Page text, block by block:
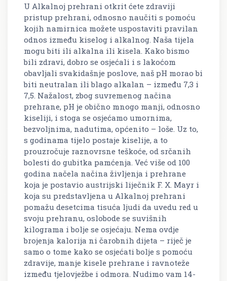
U Alkalnoj prehrani otkrit ćete zdraviji
pristup prehrani, odnosno naučiti s pomoću
kojih namirnica možete uspostaviti pravilan
odnos između kiselog i alkalnog. Naša tijela
mogu biti ili alkalna ili kisela. Kako bismo
bili zdravi, dobro se osjećali i s lakoćom
obavljali svakidašnje poslove, naš pH morao bi
biti neutralan ili blago alkalan – između 7,3 i
7,5. Nažalost, zbog suvremenog načina
prehrane, pH je obično mnogo manji, odnosno
kiseliji, i stoga se osjećamo umornima,
bezvoljnima, nadutima, općenito – loše. Uz to,
s godinama tijelo postaje kiselije, a to
prouzročuje raznovrsne teškoće, od srčanih
bolesti do gubitka pamćenja. Već više od 100
godina načela načina življenja i prehrane
koja je postavio austrijski liječnik F. X. Mayr i
koja su predstavljena u Alkalnoj prehrani
pomažu desetcima tisuća ljudi da uvedu red u
svoju prehranu, oslobode se suvišnih
kilograma i bolje se osjećaju. Nema ovdje
brojenja kalorija ni čarobnih dijeta – riječ je
samo o tome kako se osjećati bolje s pomoću
zdravije, manje kisele prehrane i ravnoteže
između tjelovježbe i odmora. Nudimo vam 14-